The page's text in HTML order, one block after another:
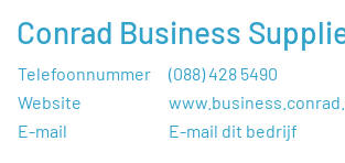
Conrad Business
Telefoonnummer
(088) 428 5490
Website
E-mail
E-mail dit bedrijf